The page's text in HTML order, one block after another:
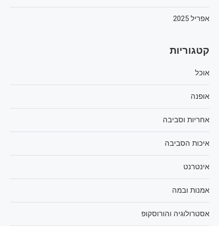
אפריל 2025
קטגוריות
אוכל
אופנה
אחריות וסביבה
איכות הסביבה
אינטרנט
אמנות ובמה
אסטרולוגיה והורוסקופ